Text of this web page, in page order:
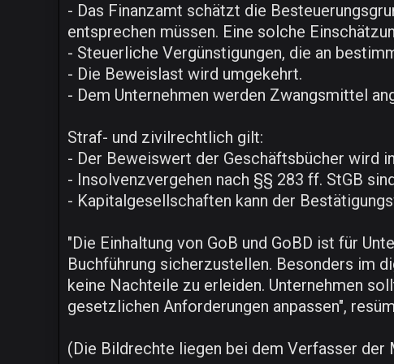
- Das Finanzamt schätzt die
entsprechen müssen. Eine solche
- Steuerliche Vergünstigungen, die an
- Die Beweislast wird umgekehrt.
- Dem Unternehmen werden Zwangsmittel
Straf- und zivilrechtlich gilt:
- Der Beweiswert der Geschäftsbücher wird
- Insolvenzvergehen nach §§ 283 ff. StGB
- Kapitalgesellschaften kann der
"Die Einhaltung von GoB und GoBD ist für
Buchführung sicherzustellen. Besonders im
keine Nachteile zu erleiden. Unternehmen
gesetzlichen Anforderungen anpassen",
(Die Bildrechte liegen bei dem Verfasser der